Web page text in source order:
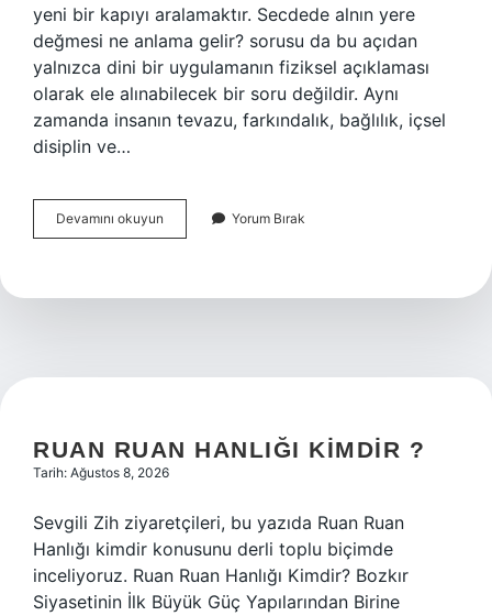
yeni bir kapıyı aralamaktır. Secdede alnın yere
değmesi ne anlama gelir? sorusu da bu açıdan
yalnızca dini bir uygulamanın fiziksel açıklaması
olarak ele alınabilecek bir soru değildir. Aynı
zamanda insanın tevazu, farkındalık, bağlılık, içsel
disiplin ve…
Devamını okuyun Secdede
alnın
ne
Yorum Bırak
RUAN RUAN HANLIĞI KIMDIR ?
Tarih: Ağustos 8, 2026
Sevgili Zih ziyaretçileri, bu yazıda Ruan Ruan
Hanlığı kimdir konusunu derli toplu biçimde
inceliyoruz. Ruan Ruan Hanlığı Kimdir? Bozkır
Siyasetinin İlk Büyük Güç Yapılarından Birine